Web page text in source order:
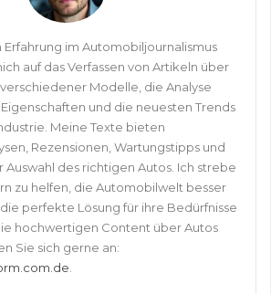
Erfahrung im Automobiljournalismus
auf das Verfassen von Artikeln über
Modelle, die Analyse
und die neuesten Trends
Meine Texte bieten
Rezensionen, Wartungstipps und
Auswahl des richtigen Autos. Ich strebe
zu helfen, die Automobilwelt besser
perfekte Lösung für ihre Bedürfnisse
hochwertigen Content über Autos
Sie sich gerne an:
.